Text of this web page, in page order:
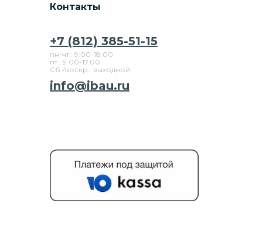
+7 (812) 385-51-15
пн-чт.: 9:00-18:00
пт.: 9.00-17.00
Сб./воскр.: выходной
Контакты
info@ibau.ru